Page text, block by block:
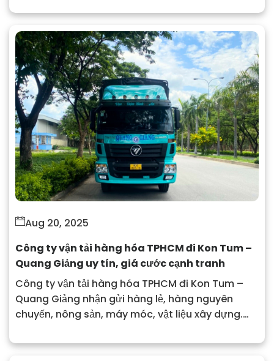
Aug 20, 2025
Công ty vận tải hàng hóa TPHCM đi Kon Tum –
Quang Giảng uy tín, giá cước cạnh tranh
Công ty vận tải hàng hóa TPHCM đi Kon Tum –
Quang Giảng nhận gửi hàng lẻ, hàng nguyên
chuyến, nông sản, máy móc, vật liệu xây dựng.
hệ: 0937 776 479.